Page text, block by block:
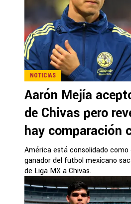
NOTICIAS
Aarón Mejía
de Chivas pero
hay comparación
América está consolidado como
ganador del futbol mexicano
de Liga MX a Chivas.